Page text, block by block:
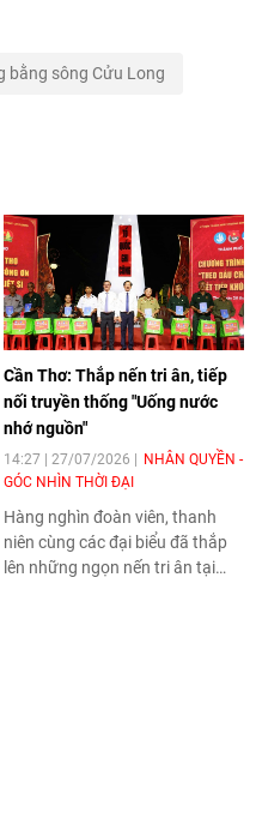
bằng sông Cửu Long
Cần Thơ: Thắp nến tri ân, tiếp
nối truyền thống "Uống nước
nhớ nguồn"
14:27 | 27/07/2026
NHÂN QUYỀN -
GÓC NHÌN THỜI ĐẠI
Hàng nghìn đoàn viên, thanh
niên cùng các đại biểu đã thắp
lên những ngọn nến tri ân tại